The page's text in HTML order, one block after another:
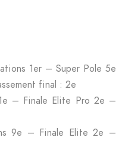
1er – Super Pole 5e
final : 2e
– Finale Elite Pro 2e –
9e – Finale Elite 2e –